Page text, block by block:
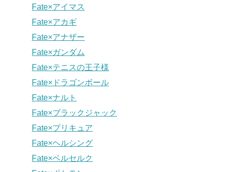
Fate×アイマス
Fate×アカギ
Fate×アナザー
Fate×ガンダム
Fate×テニスの王子様
Fate×ドラゴンボール
Fate×ナルト
Fate×ブラックジャック
Fate×プリキュア
Fate×ヘルシング
Fate×ベルセルク